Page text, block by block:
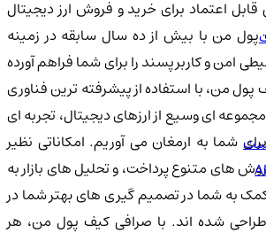
اعتماد برای خرید و فروش ارز دیجیتال
من با بیش از ده سال سابقه در زمینه
امن و کاربرپسند را برای شما فراهم آورده
من، با استفاده از پیشرفته ترین فناوری
ای وسیع از ارزهای دیجیتال، تجربه ای
شما به ارمغان می آوریم. امکاناتی نظیر
روش های متنوع پرداخت، و تحلیل های بازار به
به شما در تصمیم گیری های بهتر شما در
طراحی شده اند. با صرافی کیف پول من، هر